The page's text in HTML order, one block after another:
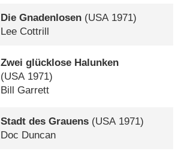
Die Gnadenlosen (USA1971)
Lee Cottrill
Zwei glücklose Halunken
(USA1971)
Bill Garrett
Stadt des Grauens (USA 1971)
Doc Duncan